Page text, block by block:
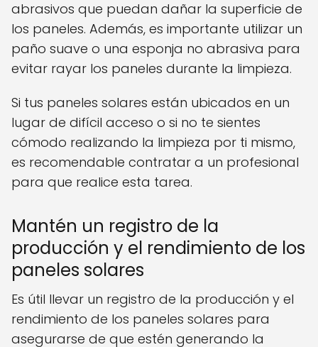
abrasivos que puedan dañar la superficie de
los paneles. Además, es importante utilizar un
paño suave o una esponja no abrasiva para
evitar rayar los paneles durante la limpieza.
Si tus paneles solares están ubicados en un
lugar de difícil acceso o si no te sientes
cómodo realizando la limpieza por ti mismo,
es recomendable contratar a un profesional
para que realice esta tarea.
Mantén un registro de la
producción y el rendimiento de los
paneles solares
Es útil llevar un registro de la producción y el
rendimiento de los paneles solares para
asegurarse de que estén generando la